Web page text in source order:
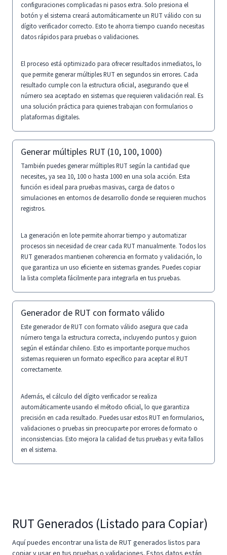
configuraciones complicadas ni pasos extra. Solo presiona el
botón y el sistema creará automáticamente un RUT válido con su
dígito verificador correcto. Esto te ahorra tiempo cuando necesitas
datos rápidos para pruebas o validaciones.
El proceso está optimizado para ofrecer resultados inmediatos, lo
que permite generar múltiples RUT en segundos sin errores. Cada
resultado cumple con la estructura oficial, asegurando que el
número sea aceptado en sistemas que requieren validación real. Es
una solución práctica para quienes trabajan con formularios o
plataformas digitales.
Generar múltiples RUT (10, 100, 1000)
También puedes generar múltiples RUT según la cantidad que
necesites, ya sea 10, 100 o hasta 1000 en una sola acción. Esta
función es ideal para pruebas masivas, carga de datos o
simulaciones en entornos de desarrollo donde se requieren muchos
registros.
La generación en lote permite ahorrar tiempo y automatizar
procesos sin necesidad de crear cada RUT manualmente. Todos los
RUT generados mantienen coherencia en formato y validación, lo
que garantiza un uso eficiente en sistemas grandes. Puedes copiar
la lista completa fácilmente para integrarla en tus pruebas.
Generador de RUT con formato válido
Este generador de RUT con formato válido asegura que cada
número tenga la estructura correcta, incluyendo puntos y guion
según el estándar chileno. Esto es importante porque muchos
sistemas requieren un formato específico para aceptar el RUT
correctamente.
Además, el cálculo del dígito verificador se realiza
automáticamente usando el método oficial, lo que garantiza
precisión en cada resultado. Puedes usar estos RUT en formularios,
validaciones o pruebas sin preocuparte por errores de formato o
inconsistencias. Esto mejora la calidad de tus pruebas y evita fallos
en el sistema.
RUT Generados (Listado para Copiar)
Aquí puedes encontrar una lista de RUT generados listos para